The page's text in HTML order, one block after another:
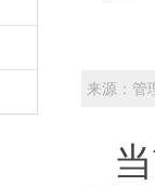
来源：管